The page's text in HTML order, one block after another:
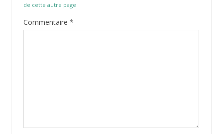
de cette autre page
Commentaire *